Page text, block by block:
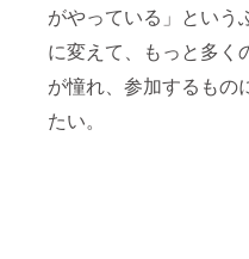
がやっている」という
に変えて、もっと多く
が憧れ、参加するもの
たい。